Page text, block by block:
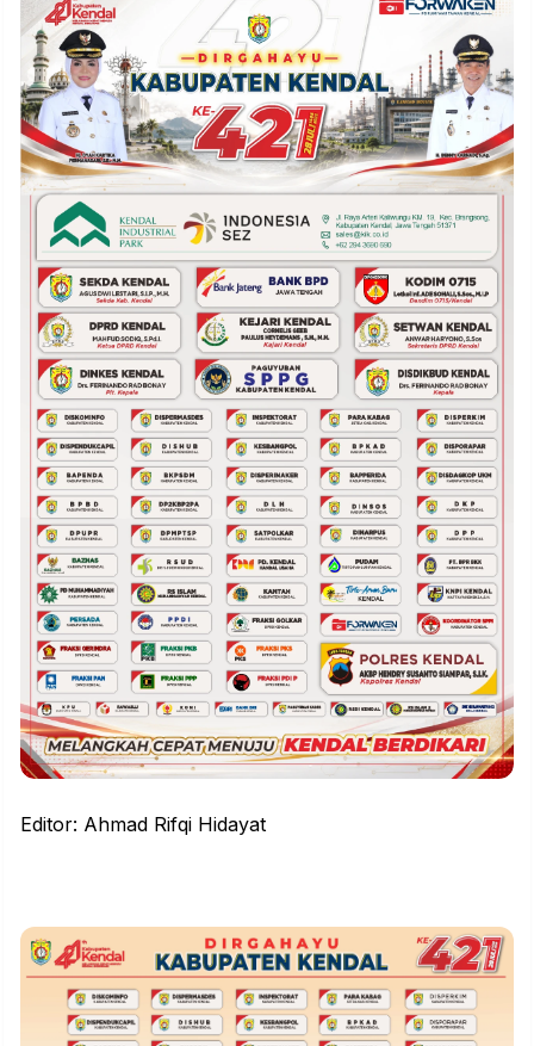
Editor: Ahmad Rifqi Hidayat